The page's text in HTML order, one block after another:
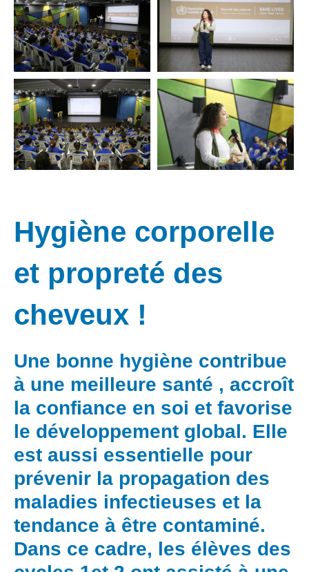
Hygiène corporelle
et propreté des
cheveux !
Une bonne hygiène contribue
à une meilleure santé , accroît
la confiance en soi et favorise
le développement global. Elle
est aussi essentielle pour
prévenir la propagation des
maladies infectieuses et la
tendance à être contaminé.
Dans ce cadre, les élèves des